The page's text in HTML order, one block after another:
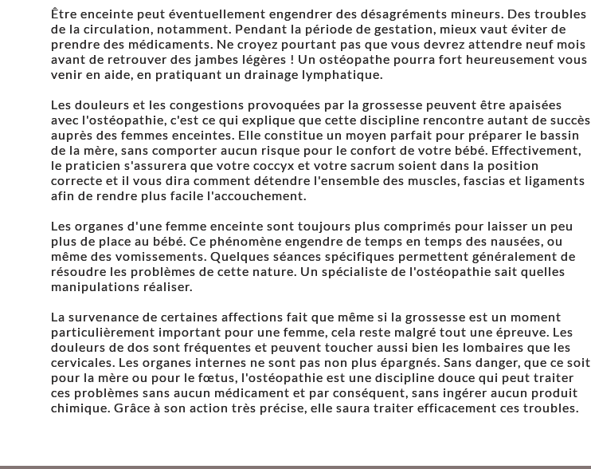
Être enceinte peut éventuellement engendrer des désagréments mineurs. Des troubles
de la circulation, notamment. Pendant la période de gestation, mieux vaut éviter de
prendre des médicaments. Ne croyez pourtant pas que vous devrez attendre neuf mois
avant de retrouver des jambes légères ! Un ostéopathe pourra fort heureusement vous
venir en aide, en pratiquant un drainage lymphatique.
Les douleurs et les congestions provoquées par la grossesse peuvent être apaisées
avec l'ostéopathie, c'est ce qui explique que cette discipline rencontre autant de succès
auprès des femmes enceintes. Elle constitue un moyen parfait pour préparer le bassin
de la mère, sans comporter aucun risque pour le confort de votre bébé. Effectivement,
le praticien s'assurera que votre coccyx et votre sacrum soient dans la position
correcte et il vous dira comment détendre l'ensemble des muscles, fascias et ligaments
afin de rendre plus facile l'accouchement.
Les organes d'une femme enceinte sont toujours plus comprimés pour laisser un peu
plus de place au bébé. Ce phénomène engendre de temps en temps des nausées, ou
même des vomissements. Quelques séances spécifiques permettent généralement de
résoudre les problèmes de cette nature. Un spécialiste de l'ostéopathie sait quelles
manipulations réaliser.
La survenance de certaines affections fait que même si la grossesse est un moment
particulièrement important pour une femme, cela reste malgré tout une épreuve. Les
douleurs de dos sont fréquentes et peuvent toucher aussi bien les lombaires que les
cervicales. Les organes internes ne sont pas non plus épargnés. Sans danger, que ce soit
pour la mère ou pour le fœtus, l'ostéopathie est une discipline douce qui peut traiter
ces problèmes sans aucun médicament et par conséquent, sans ingérer aucun produit
chimique. Grâce à son action très précise, elle saura traiter efficacement ces troubles.